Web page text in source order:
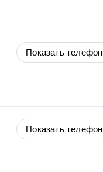
Показать телефон
Показать телефон